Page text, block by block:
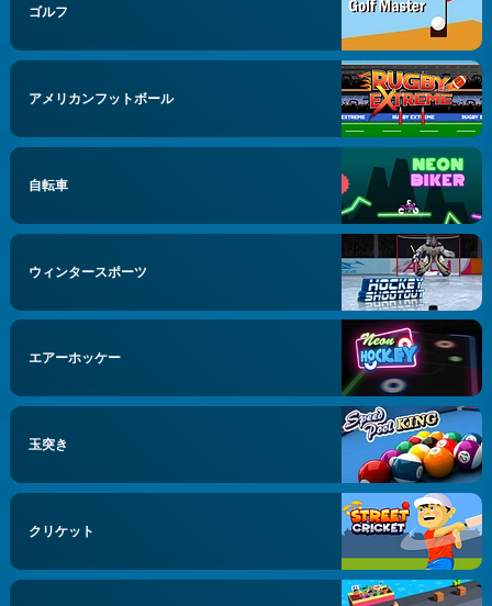
ゴルフ
アメリカンフットボール
自転車
ウィンタースポーツ
エアーホッケー
玉突き
クリケット